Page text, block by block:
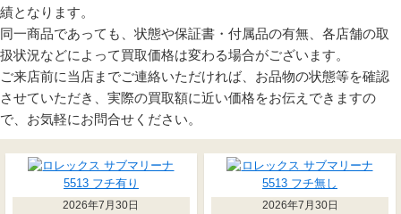
績となります。
同一商品であっても、状態や保証書・付属品の有無、各店舗の取
扱状況などによって買取価格は変わる場合がございます。
ご来店前に当店までご連絡いただければ、お品物の状態等を確認
させていただき、実際の買取額に近い価格をお伝えできますの
で、お気軽にお問合せください。
2026年7月30日
2026年7月30日